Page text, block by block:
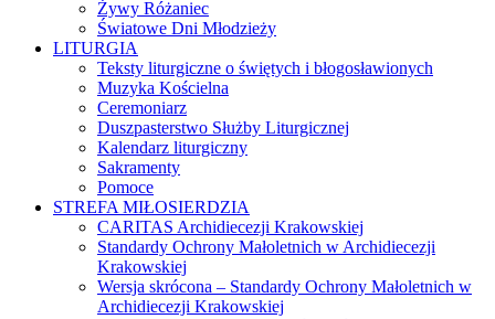
Żywy Różaniec
Światowe Dni Młodzieży
LITURGIA
Teksty liturgiczne o świętych i błogosławionych
Muzyka Kościelna
Ceremoniarz
Duszpasterstwo Służby Liturgicznej
Kalendarz liturgiczny
Sakramenty
Pomoce
STREFA MIŁOSIERDZIA
CARITAS Archidiecezji Krakowskiej
Standardy Ochrony Małoletnich w Archidiecezji
Krakowskiej
Wersja skrócona – Standardy Ochrony Małoletnich w
Archidiecezji Krakowskiej